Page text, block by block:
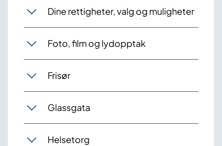
Dine rettigheter, valg og muligheter
Foto, film og lydopptak
Frisør
Glassgata
Helsetorg